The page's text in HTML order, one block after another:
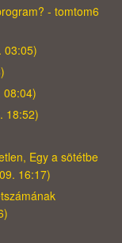
- tomtom6
03:05)
08:04)
18:52)
Egy a sötétbe
16:17)